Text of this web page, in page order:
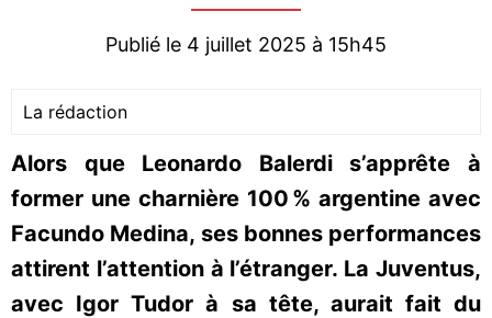
Publié le 4 juillet 2025 à 15h45
La rédaction
Alors que Leonardo Balerdi s’apprête à
former une charnière 100 % argentine avec
Facundo Medina, ses bonnes performances
attirent l’attention à l’étranger. La Juventus,
avec Igor Tudor à sa tête, aurait fait du